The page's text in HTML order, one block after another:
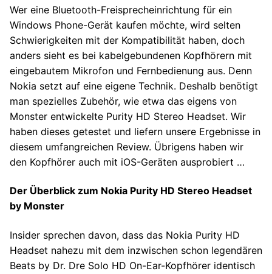
Wer eine Bluetooth-Freisprecheinrichtung für ein
Windows Phone-Gerät kaufen möchte, wird selten
Schwierigkeiten mit der Kompatibilität haben, doch
anders sieht es bei kabelgebundenen Kopfhörern mit
eingebautem Mikrofon und Fernbedienung aus. Denn
Nokia setzt auf eine eigene Technik. Deshalb benötigt
man spezielles Zubehör, wie etwa das eigens von
Monster entwickelte Purity HD Stereo Headset. Wir
haben dieses getestet und liefern unsere Ergebnisse in
diesem umfangreichen Review. Übrigens haben wir
den Kopfhörer auch mit iOS-Geräten ausprobiert …
Der Überblick zum Nokia Purity HD Stereo Headset
by Monster
Insider sprechen davon, dass das Nokia Purity HD
Headset nahezu mit dem inzwischen schon legendären
Beats by Dr. Dre Solo HD On-Ear-Kopfhörer identisch